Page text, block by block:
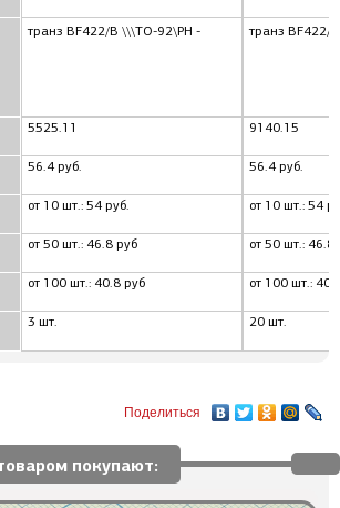
транз BF422/B \\\TO-92\PH -
5525.11
56.4 руб.
от 10 шт.: 54 руб.
от 50 шт.: 46.8 руб
от 100 шт.: 40.8 руб
3 шт.
транз BF422/
9140.15
56.4 руб.
от 10 шт.: 54
от 50 шт.: 46.8
от 100 шт.:
20 шт.
Поделиться
покупают: